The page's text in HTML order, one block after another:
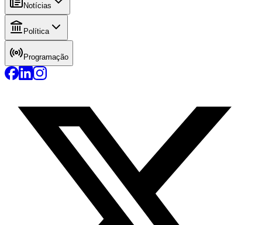
Notícias
Política
Programação